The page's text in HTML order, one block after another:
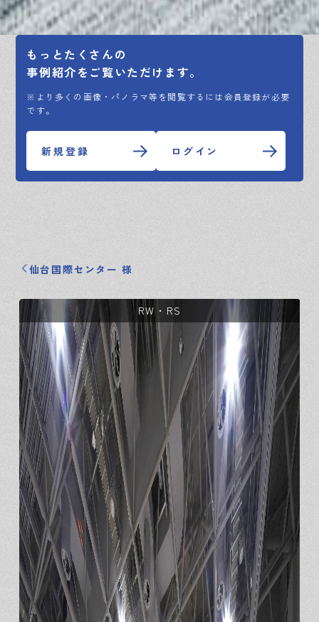
もっとたくさんの
事例紹介をご覧いただけます。
※より多くの画像・パノラマ等を閲覧するには会員登録が必要
です。
新規登録 ログイン
仙台国際センター 様
RW・RS